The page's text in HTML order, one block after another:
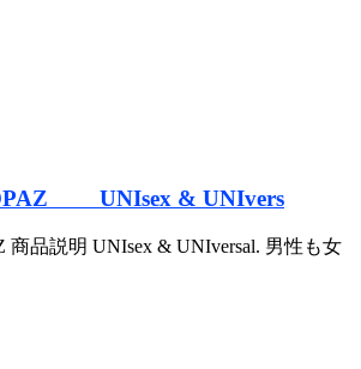
UNIsex & UNIvers
商品説明 UNIsex & UNIversal. 男性も女